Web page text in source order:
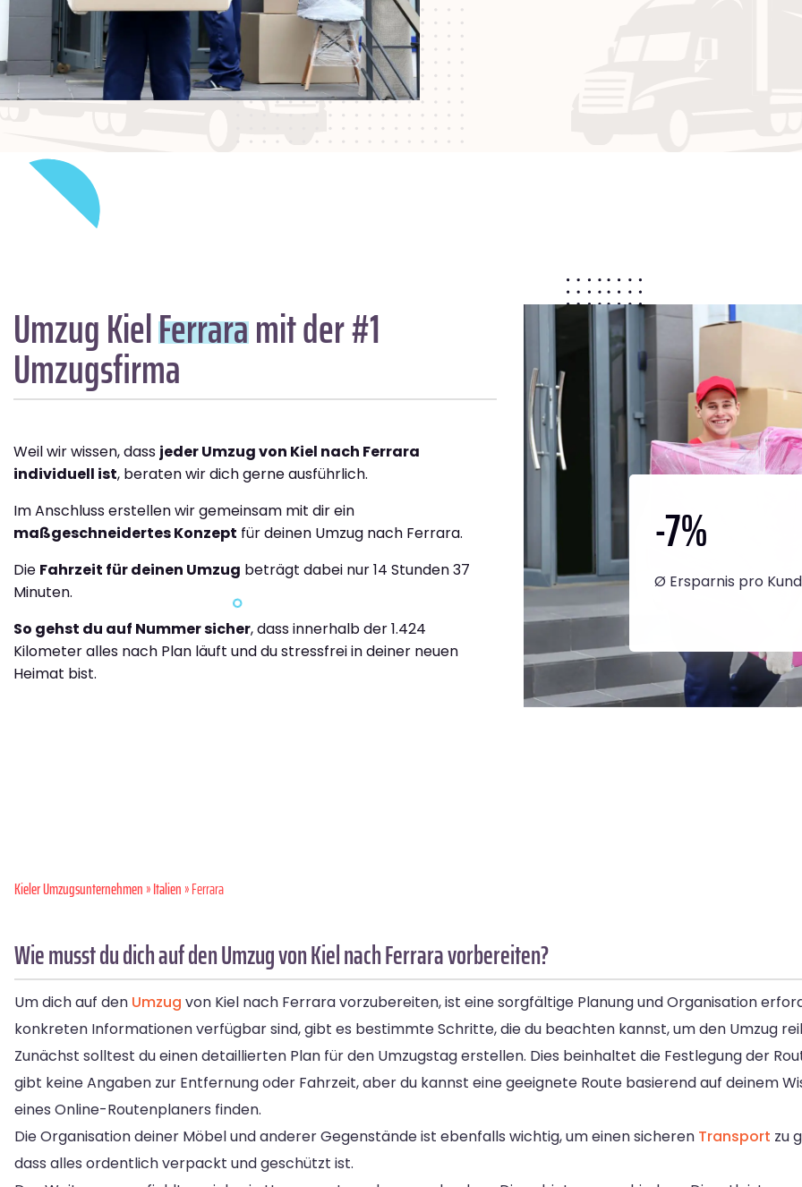
Umzug KielFerraramit der #1
Umzugsfirma
Weil wir wissen, dass jeder Umzug von Kiel nach Ferrara
individuell ist, beraten wir dich gerne ausführlich.
Im Anschluss erstellen wir gemeinsam mit dir ein
maßgeschneidertes Konzept für deinen Umzug nach Ferrara.
Die Fahrzeit für deinen Umzug beträgt dabei nur 14 Stunden 37
Minuten.
So gehst du auf Nummer sicher, dass innerhalb der 1.424
Kilometer alles nach Plan läuft und du stressfrei in deiner neuen
Heimat bist.
-7%
Ø Ersparnis pro
Kieler Umzugsunternehmen»Italien» Ferrara
Wie musst du dich auf den Umzug von Kiel nach Ferrara vorbereiten?
Um dich auf den Umzug von Kiel nach Ferrara vorzubereiten, ist eine sorgfältige Planung und Organisation
konkreten Informationen verfügbar sind, gibt es bestimmte Schritte, die du beachten kannst, um den Umzug
Zunächst solltest du einen detaillierten Plan für den Umzugstag erstellen. Dies beinhaltet die Festlegung der
gibt keine Angaben zur Entfernung oder Fahrzeit, aber du kannst eine geeignete Route basierend auf deinem
eines Online-Routenplaners finden.
Die Organisation deiner Möbel und anderer Gegenstände ist ebenfalls wichtig, um einen sicheren Transport zu
dass alles ordentlich verpackt und geschützt ist.